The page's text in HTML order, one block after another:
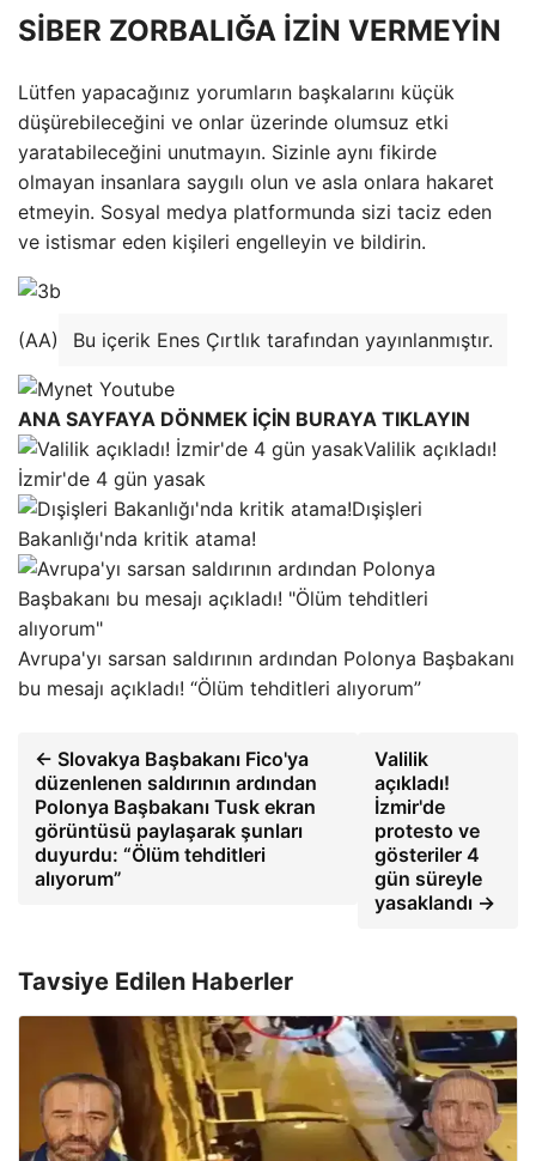
SİBER ZORBALIĞA İZİN VERMEYİN
Lütfen yapacağınız yorumların başkalarını küçük
düşürebileceğini ve onlar üzerinde olumsuz etki
yaratabileceğini unutmayın. Sizinle aynı fikirde
olmayan insanlara saygılı olun ve asla onlara hakaret
etmeyin. Sosyal medya platformunda sizi taciz eden
ve istismar eden kişileri engelleyin ve bildirin.
(AA) Bu içerik Enes Çırtlık tarafından yayınlanmıştır.
ANA SAYFAYA DÖNMEK İÇİN BURAYA TIKLAYIN
Valilik açıkladı!
İzmir'de 4 gün yasak
Dışişleri
Bakanlığı'nda kritik atama!
Avrupa'yı sarsan saldırının ardından Polonya Başbakanı
bu mesajı açıkladı! “Ölüm tehditleri alıyorum”
← Slovakya Başbakanı Fico'ya
düzenlenen saldırının ardından
Polonya Başbakanı Tusk ekran
görüntüsü paylaşarak şunları
duyurdu: “Ölüm tehditleri
alıyorum”
Valilik
açıkladı!
İzmir'de
protesto ve
gösteriler 4
gün süreyle
yasaklandı →
Tavsiye Edilen Haberler